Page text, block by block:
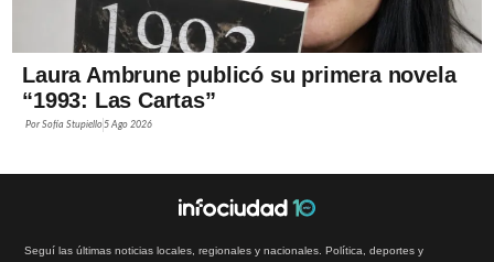
Laura Ambrune publicó su primera novela
“1993: Las Cartas”
PorSofía Stupiello5 Ago 2026
Seguí las últimas noticias locales, regionales y nacionales. Política, deportes y